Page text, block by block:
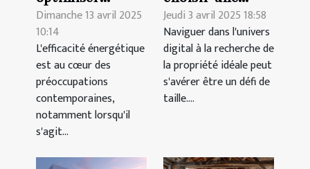
l'efficacité
énergétique
dans votre
nouveau
logement
Dimanche 13 avril 2025
10:14
L'efficacité énergétique
est au cœur des
préoccupations
contemporaines,
notamment lorsqu'il
s'agit...
plateforme
efficace pour la
recherche de
propriétés en
ligne
Jeudi 3 avril 2025 18:58
Naviguer dans l'univers
digital à la recherche de
la propriété idéale peut
s'avérer être un défi de
taille....